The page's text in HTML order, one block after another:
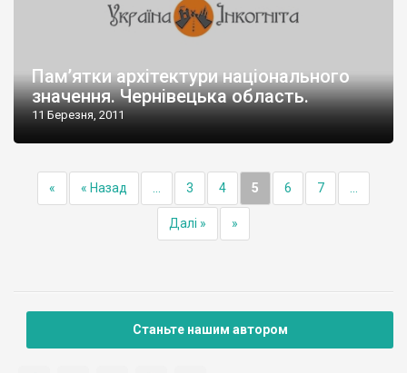
Пам’ятки архітектури національного
значення. Чернівецька область.
11 Березня, 2011
« « Назад ... 3 4 5 6 7 ...
Далі » »
Станьте нашим автором